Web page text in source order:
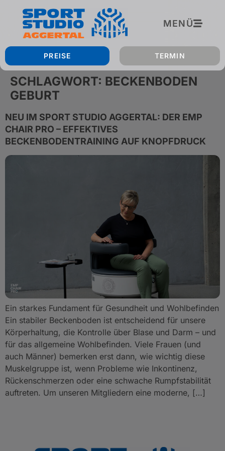
springen
MENÜ
PREISE TERMIN
SCHLAGWORT: BECKENBODEN
GEBURT
NEU IM SPORT STUDIO AGGERTAL: DER EMP
CHAIR PRO – EFFEKTIVES
BECKENBODENTRAINING AUF KNOPFDRUCK
Ein starkes Fundament für Gesundheit und Wohlbefinden
Ein stabiler Beckenboden ist entscheidend für unsere
Körperhaltung, die Kontrolle über Blase und Darm – und
für das allgemeine Wohlbefinden. Viele Frauen (und
auch Männer) bemerken erst dann, wie wichtig diese
Muskelgruppe ist, wenn Probleme wie Inkontinenz,
Rückenschmerzen oder eine schwache Rumpfstabilität
auftreten. Um unseren Mitgliedern eine moderne, […]